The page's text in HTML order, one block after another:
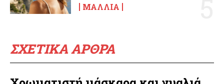
ΜΑΛΛΙΆ
ΣΧΕΤΙΚΑ ΑΡΘΡΑ